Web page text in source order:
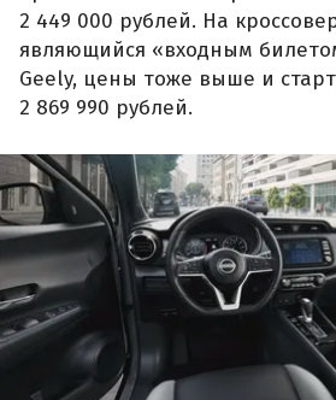
2 449 000 рублей. На
являющийся «входным
Geely, цены тоже выше и
2 869 990 рублей.